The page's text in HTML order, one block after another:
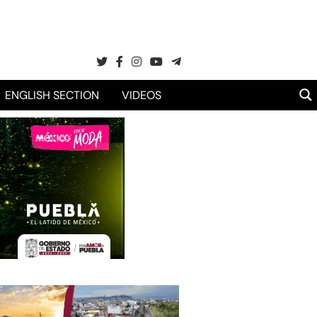
ENGLISH SECTION VIDEOS